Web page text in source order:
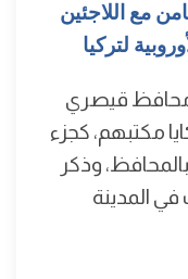
مع اللاجئين
لتركيا
قيصري
مكتبهم، كجزء
وذكر
المدينة